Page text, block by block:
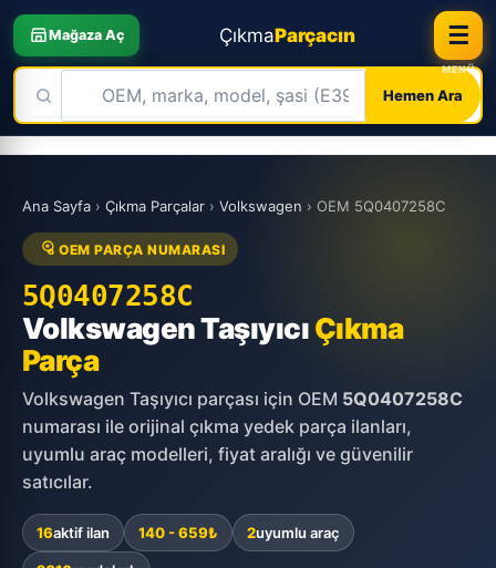
Mağaza Aç ÇıkmaParçacın
Hemen Ara
☰
Skip
content
Ana Sayfa › Çıkma Parçalar › Volkswagen › OEM 5Q0407258C
OEM PARÇA NUMARASI
5Q0407258C
Volkswagen TaşıyıcıÇıkma
Parça
Volkswagen Taşıyıcı parçası için OEM 5Q0407258C
numarası ile orijinal çıkma yedek parça ilanları,
uyumlu araç modelleri, fiyat aralığı ve güvenilir
satıcılar.
16aktif ilan 140 - 659₺ 2uyumlu araç